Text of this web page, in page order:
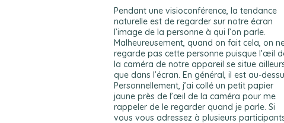
Pendant une visioconférence, la tendance
naturelle est de regarder sur notre écran
l’image de la personne à qui l’on parle.
Malheureusement, quand on fait cela, on
regarde pas cette personne puisque l’œil
la caméra de notre appareil se situe
que dans l’écran. En général, il est au-
Personnellement, j’ai collé un petit papier
jaune près de l’œil de la caméra pour me
rappeler de le regarder quand je parle. Si
vous vous adressez à plusieurs